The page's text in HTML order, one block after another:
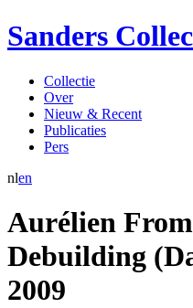
Sanders
Collectie
Over
Nieuw & Recent
Publicaties
Pers
nlen
Aurélien
Debuilding
2009